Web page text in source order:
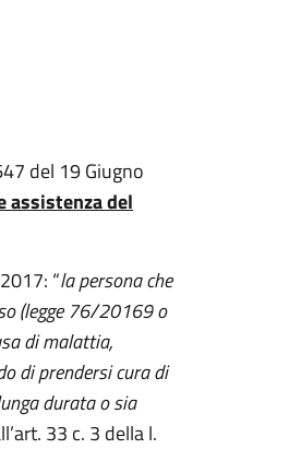
del 19 Giugno
assistenza del
“la persona che
(legge 76/20169 o
di malattia,
di prendersi cura di
durata o sia
33 c. 3 della l.